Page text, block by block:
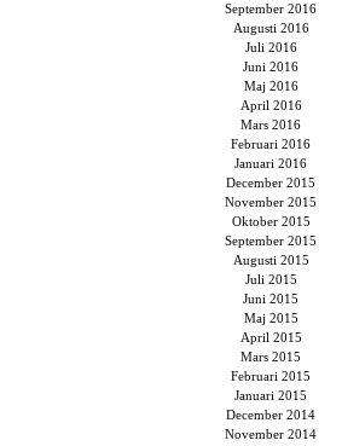
September 2016
Augusti 2016
Juli 2016
Juni 2016
Maj 2016
April 2016
Mars 2016
Februari 2016
Januari 2016
December 2015
November 2015
Oktober 2015
September 2015
Augusti 2015
Juli 2015
Juni 2015
Maj 2015
April 2015
Mars 2015
Februari 2015
Januari 2015
December 2014
November 2014